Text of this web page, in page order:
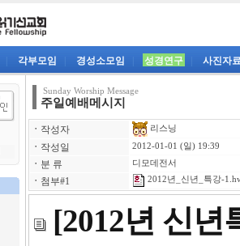
각부모임 경성소모임 성경연구 사진자
Sunday Worship Message
주일예배메시지
ㆍ 작성자 리스닝
ㆍ 작성일 2012-01-01 (일) 19:39
ㆍ 분 류 디모데전서
ㆍ 첨부#1 2012년_신년_특강-
[2012년 신년